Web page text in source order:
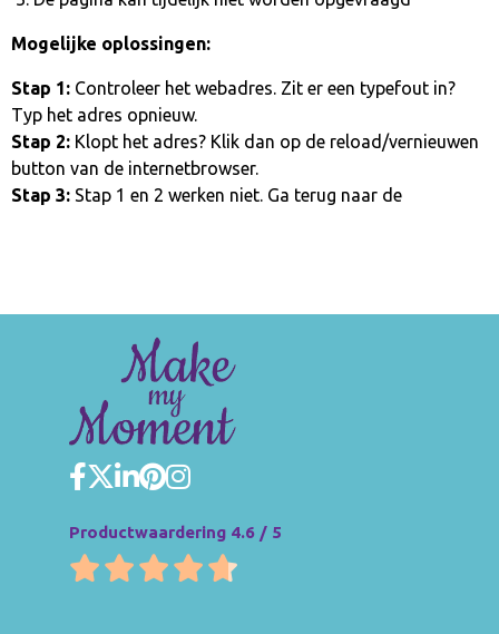
Mogelijke oplossingen:
Stap 1: Controleer het webadres. Zit er een typefout in?
Typ het adres opnieuw.
Stap 2: Klopt het adres? Klik dan op de reload/vernieuwen
button van de internetbrowser.
Stap 3: Stap 1 en 2 werken niet. Ga terug naar de
Productwaardering 4.6 / 5